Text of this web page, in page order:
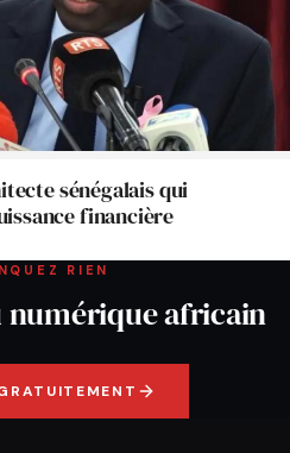
sénégalais qui
financière
RIEN
numérique africain